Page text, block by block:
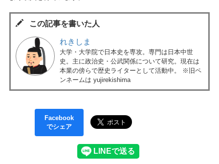
この記事を書いた人
れきしま
大学・大学院で日本史を専攻。専門は日本中世
史。主に政治史・公武関係について研究。現在は
本業の傍らで歴史ライターとして活動中。 ※旧ペ
ンネームは yujirekishima
Facebook
でシェア